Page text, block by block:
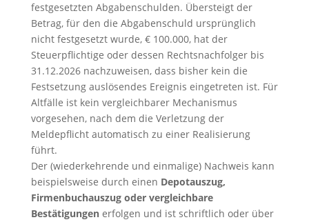
festgesetzten Abgabenschulden. Übersteigt der
Betrag, für den die Abgabenschuld ursprünglich
nicht festgesetzt wurde, € 100.000, hat der
Steuerpflichtige oder dessen Rechtsnachfolger bis
31.12.2026 nachzuweisen, dass bisher kein die
Festsetzung auslösendes Ereignis eingetreten ist. Für
Altfälle ist kein vergleichbarer Mechanismus
vorgesehen, nach dem die Verletzung der
Meldepflicht automatisch zu einer Realisierung
führt.
Der (wiederkehrende und einmalige) Nachweis kann
beispielsweise durch einen Depotauszug,
Firmenbuchauszug oder vergleichbare
Bestätigungenerfolgen und ist schriftlich oder über